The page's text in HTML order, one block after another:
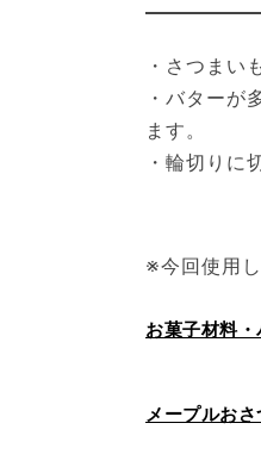
・さつまい
・バターが
ます。
・輪切りに
※今回使用
お菓子材料
メープルお